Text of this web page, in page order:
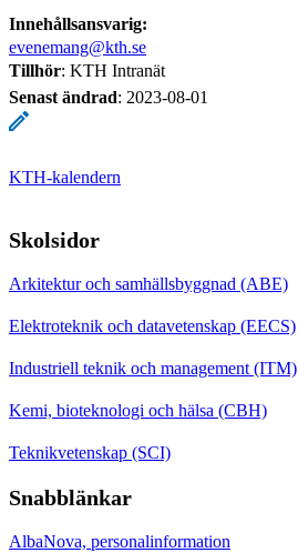
Innehållsansvarig:
evenemang@kth.se
Tillhör: KTH Intranät
Senast ändrad: 2023-08-01
KTH-kalendern
Skolsidor
Arkitektur och samhällsbyggnad (ABE)
Elektroteknik och datavetenskap (EECS)
Industriell teknik och management (ITM)
Kemi, bioteknologi och hälsa (CBH)
Teknikvetenskap (SCI)
Snabblänkar
AlbaNova, personalinformation